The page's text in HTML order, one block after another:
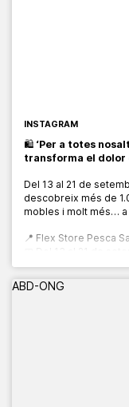
INSTAGRAM
🛍️ ‘Per a totes
transforma el dolor
Del 13 al 21 de
descobreix més de
mobles i molt més…
📍 Flex Store Pesca
🕙 De 10:00 a 20:00 h
ABD-ONG